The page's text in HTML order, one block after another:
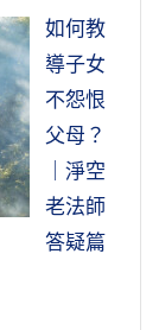
，《淺
宗一禪
生」，我
「不幸掉
因此出
恩德」，
其清
公案。這
。唐朝的
。在寺院
。父姓
就是姓
『不信三
們看到這
父恩」。
恩。這個
父母，以
城大通道
，四面八
養四方人
，來報父
聞』，他
見得他是
在這裡是
他出去聽
的擔子是
聽講，他
書紙筆放
他母親，
吳郡虎丘
山寺。虎
得一九九
館長就安
一次去了
都去過。
的旅遊點
蘇州虎丘
儀，遠則
有成津，
近饘
楊都光宅
興縣，宜
『七歲出
形骸之
」道俗聞
魏晉南北
道紀。
，在唐朝
，成實跟
。」目連
更資薦，
焉。】
教當中，
盆法會，
個目連救
救母這個
今時，則
。蕭、
、富、歐
知初五百
脫以至鬥
鳳凰、庶
輿氏之言
若斯言，
如何教
導子女
不怨恨
父母？
｜淨空
老法師
答疑篇